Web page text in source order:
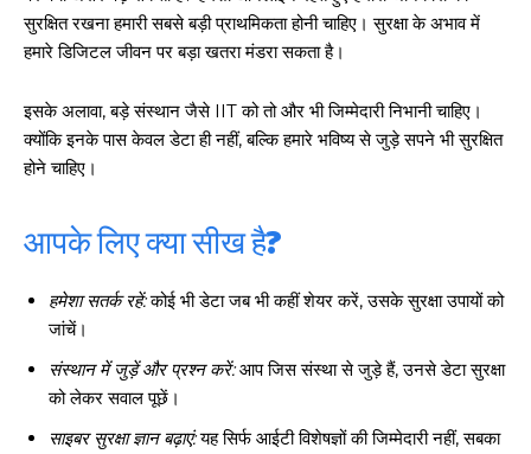
सुरक्षित रखना हमारी सबसे बड़ी प्राथमिकता होनी चाहिए। सुरक्षा के अभाव में
हमारे डिजिटल जीवन पर बड़ा खतरा मंडरा सकता है।
इसके अलावा, बड़े संस्थान जैसे IIT को तो और भी जिम्मेदारी निभानी चाहिए।
क्योंकि इनके पास केवल डेटा ही नहीं, बल्कि हमारे भविष्य से जुड़े सपने भी सुरक्षित
होने चाहिए।
आपके लिए क्या सीख है?
हमेशा सतर्क रहें:कोई भी डेटा जब भी कहीं शेयर करें, उसके सुरक्षा उपायों को
जांचें।
संस्थान में जुड़ें और प्रश्न करें:आप जिस संस्था से जुड़े हैं, उनसे डेटा सुरक्षा
को लेकर सवाल पूछें।
साइबर सुरक्षा ज्ञान बढ़ाएं:यह सिर्फ आईटी विशेषज्ञों की जिम्मेदारी नहीं, सबका